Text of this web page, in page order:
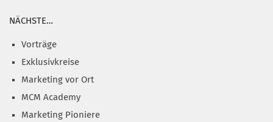
NÄCHSTE…
Vorträge
Exklusivkreise
Marketing vor Ort
MCM Academy
Marketing Pioniere